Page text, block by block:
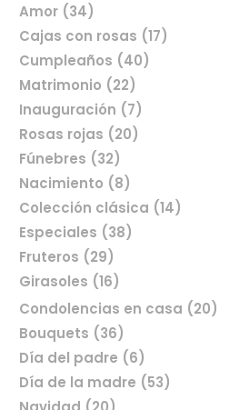
Amor (34)
Cajas con rosas (17)
Cumpleaños (40)
Matrimonio (22)
Inauguración (7)
Rosas rojas (20)
Fúnebres (32)
Nacimiento (8)
Colección clásica (14)
Especiales (38)
Fruteros (29)
Girasoles (16)
Comprar flores en línea
Condolencias en casa (20)
Bouquets (36)
Día del padre (6)
Día de la madre (53)